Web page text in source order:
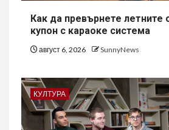
Как да превърнете летните
купон с караоке система
август 6, 2026 SunnyNews
КУЛТУРА